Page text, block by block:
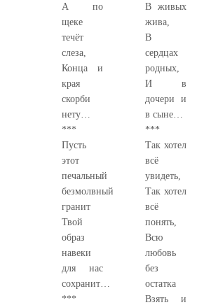
А по
щеке
течёт
слеза,
Конца и
края
скорби
нету…
***
Пусть
этот
печальный
безмолвный
гранит
Твой
образ
навеки
для нас
сохранит…
***
В живых
жива,
В
сердцах
родных,
И в
дочери и
в сыне…
***
Так хотел
всё
увидеть,
Так хотел
всё
понять,
Всю
любовь
без
остатка
Взять и